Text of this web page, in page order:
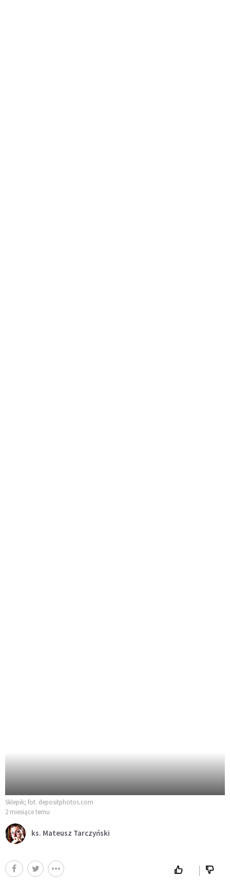
Sklepik; fot. depositphotos.com
2 miesiące temu
ks. Mateusz Tarczyński